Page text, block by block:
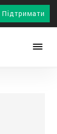
Підтримати